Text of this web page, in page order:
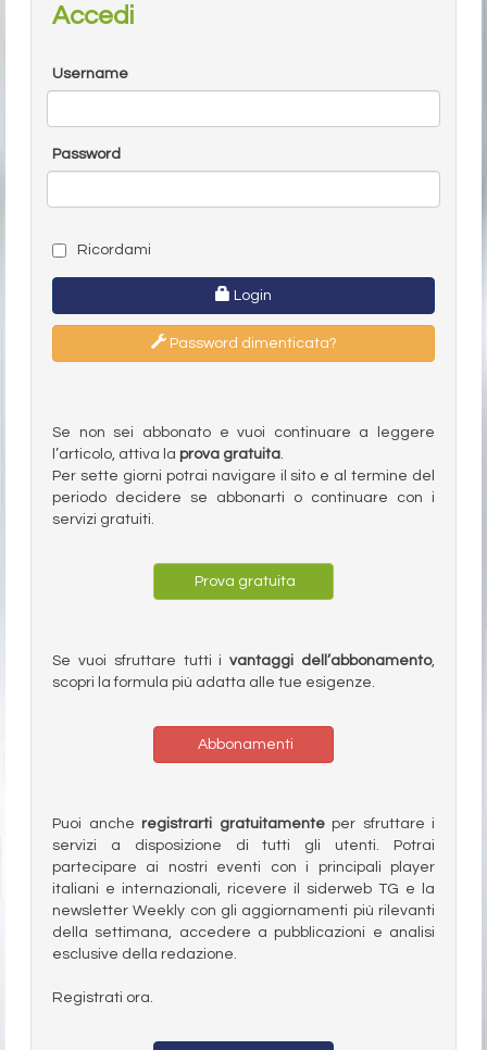
Accedi
Username
Password
Ricordami
Login
Password dimenticata?
Se non sei abbonato e vuoi continuare a leggere
l’articolo, attiva la prova gratuita
Per sette giorni potrai navigare il sito e al termine del
periodo decidere se abbonarti o continuare con i
servizi gratuiti.
Prova gratuita
Se vuoi sfruttare tutti ivantaggi dell’abbonamento,
scopri la formula più adatta alle tue esigenze.
Abbonamenti
Puoi anche registrarti gratuitamenteper sfruttare i
servizi a disposizione di tutti gli utenti. Potrai
partecipare ai nostri eventi con i principali player
italiani e internazionali, ricevere il siderweb TG e la
newsletter Weekly con gli aggiornamenti più rilevanti
della settimana, accedere a pubblicazioni e analisi
esclusive della redazione.
Registrati ora.